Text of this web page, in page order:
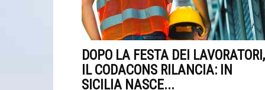
DOPO LA FESTA DEI LAVORATORI,
IL CODACONS RILANCIA: IN
SICILIA NASCE...